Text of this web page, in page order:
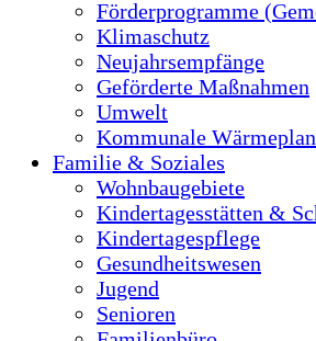
Förderprogramme
Klimaschutz
Neujahrsempfänge
Geförderte Maßnahmen
Umwelt
Kommunale
Familie & Soziales
Wohnbaugebiete
Kindertagesstätten &
Kindertagespflege
Gesundheitswesen
Jugend
Senioren